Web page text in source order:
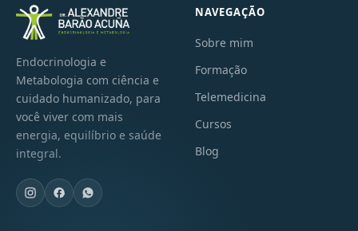
Endocrinologia e
Metabologia com ciência e
cuidado humanizado, para
você viver com mais
energia, equilíbrio e saúde
integral.
NAVEGAÇÃO
Sobre mim
Formação
Telemedicina
Cursos
Blog